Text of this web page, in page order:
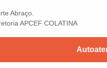
Abraço.
APCEF COLATINA